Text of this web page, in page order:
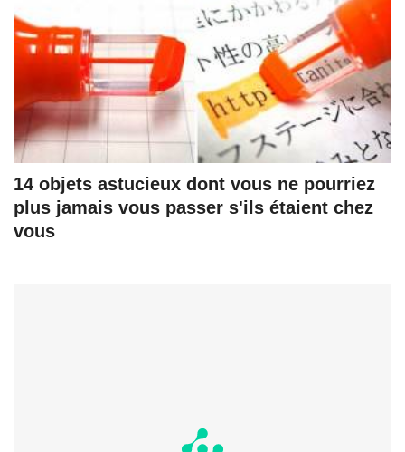
14 objets astucieux dont vous ne pourriez
plus jamais vous passer s'ils étaient chez
vous